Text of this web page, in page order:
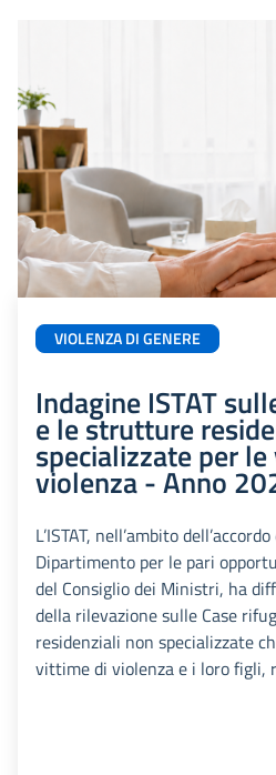
VIOLENZA DI GENERE
Indagine ISTAT
e le strutture
specializzate per
violenza - Anno
L’ISTAT, nell’ambito
Dipartimento per le pari
del Consiglio dei Ministri, ha
della rilevazione sulle Case
residenziali non specializzate
vittime di violenza e i loro figli,